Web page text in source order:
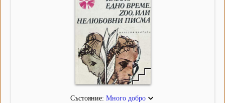
Състояние: Много добро